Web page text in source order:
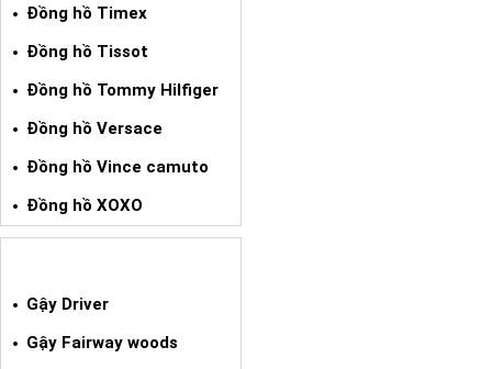
Đồng hồ Timex
Đồng hồ Tissot
Đồng hồ Tommy Hilfiger
Đồng hồ Versace
Đồng hồ Vince camuto
Đồng hồ XOXO
Gậy Driver
Gậy Fairway woods